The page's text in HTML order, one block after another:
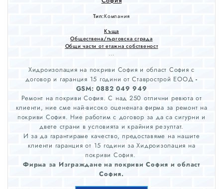
Тип:Компания
Къща
Обществена/търговска сграда
Общи части от етажна собственост
...
Хидроизолация на покриви София и област София с
договор и гаранция 15 години от Ставрострой ЕООД -
GSM: 0882 049 949
Ремонт на покриви София. С над 250 отлични ревюта от
клиенти, ние сме най-високо оценената фирма за ремонт на
покриви София. Ние работим с договор за да са сигурни и
двете страни в условията и крайния резултат.
И за да гарантираме качество, предоставяме на нашите
клиенти гаранция от 15 години за Хидроизолация на
покриви София.
Фирма за Изграждане на покриви София и област
София.